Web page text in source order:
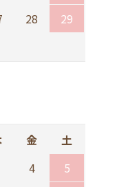
28
29
金
土
4
5